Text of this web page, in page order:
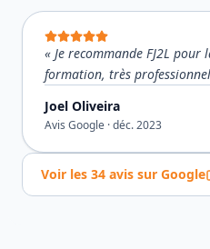
« Je recommande FJ2L
formation, très
Joel Oliveira
Avis Google ·déc. 2023
Voir les 34 avis sur Google